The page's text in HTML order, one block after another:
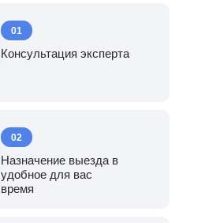
02
Назначение выезда в
удобное для вас
время
01
Консультация эксперта